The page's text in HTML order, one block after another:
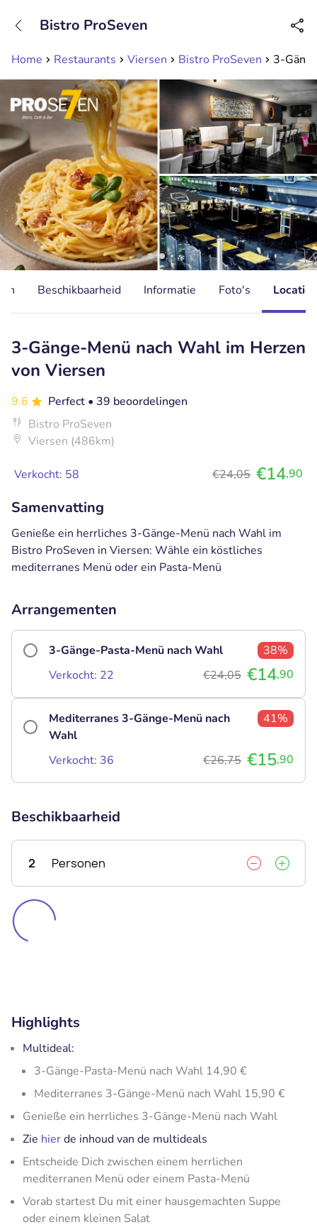
Bereikbaar tot 23:00 uur
Home Restaurants Viersen Bistro ProSeven 3-
Bistro ProSeven
Beschikbaarheid Informatie Foto's Locatie
3-Gänge-Menü nach Wahl im Herzen
von Viersen
9.6 Perfect • 39 beoordelingen
Bistro ProSeven
Viersen (486km)
Verkocht: 58 €24,05 €14,90
Samenvatting
Genieße ein herrliches 3-Gänge-Menü nach Wahl im
Bistro ProSeven in Viersen: Wähle ein köstliches
mediterranes Menü oder ein Pasta-Menü
Arrangementen
3-Gänge-Pasta-Menü nach Wahl
38%
Verkocht: 22
€24,05 €14,90
Mediterranes 3-Gänge-Menü nach
Wahl
41%
Verkocht: 36 €26,75 €15,90
Beschikbaarheid
2 Personen
Highlights
Multideal:
3-Gänge-Pasta-Menü nach Wahl 14,90 €
Mediterranes 3-Gänge-Menü nach Wahl 15,90 €
Genieße ein herrliches 3-Gänge-Menü nach Wahl
Zie hierde inhoud van de multideals
Entscheide Dich zwischen einem herrlichen
mediterranen Menü oder einem Pasta-Menü
Vorab startest Du mit einer hausgemachten Suppe
oder einem kleinen Salat